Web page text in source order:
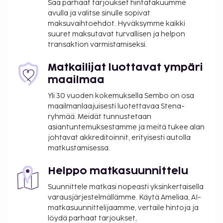
Dubai (DXB-Dubain kansainvälinen lentoasema) -
36,3 km / 22,5 mi
Sharjah (SHJ-Sharjahin kansainvälinen lentoasema)
- 62,4 km / 38,8 mi
(DXB-Dubain kansainvälinen lentoasema).
Käytössäsi on ympäri vuorokauden auki oleva
business center, ilmaiset sanomalehdet aulassa ja
kuivapesula-/pesulapalvelut. Käytössäsi on
kuljetukset lentokentältä majoituspaikkaan
(saatavilla ympäri vuorokauden). Jos saavut autolla,
voit pysäköidä helposti, sillä ilmainen valet-
pysäköinti kuuluu myös palveluihin. Voit rentoutua
täyden palvelun kylpylässä, jonka palveluihin
sisältyvät muun muassa hierontapalvelut,
vartalohoidot ja kasvohoidot. Vietä rento päivä
rannalla. Jos haluat vaihtelua auringonottoon,
hotellista löytyvät myös seuraavat palvelut:
Saa parhaat tarjoukset hintatakuumme
avulla ja valitse sinulle sopivat
maksuvaihtoehdot. Hyväksymme kaikki
suuret maksutavat turvallisen ja helpon
transaktion varmistamiseksi.
Matkailijat luottavat ympäri
maailmaa
Yli 30 vuoden kokemuksella Sembo on osa
maailmanlaajuisesti luotettavaa Stena-
ryhmää. Meidät tunnustetaan
asiantuntemuksestamme ja meitä tukee alan
johtavat akkreditoinnit, erityisesti autolla
matkustamisessa.
Helppo matkasuunnittelu
Suunnittele matkasi nopeasti yksinkertaisella
varausjärjestelmällämme. Käytä Ameliaa, AI-
matkasuunnittelijaamme, vertaile hintoja ja
löydä parhaat tarjoukset,